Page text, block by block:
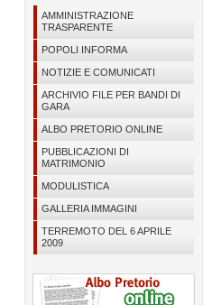
AMMINISTRAZIONE
TRASPARENTE
POPOLI INFORMA
NOTIZIE E COMUNICATI
ARCHIVIO FILE PER BANDI DI
GARA
ALBO PRETORIO ONLINE
PUBBLICAZIONI DI
MATRIMONIO
MODULISTICA
GALLERIA IMMAGINI
TERREMOTO DEL 6 APRILE
2009